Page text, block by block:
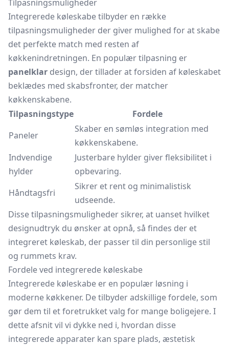
Tilpasningsmuligheder
Integrerede køleskabe tilbyder en række
tilpasningsmuligheder der giver mulighed for at skabe
det perfekte match med resten af
køkkenindretningen. En populær tilpasning er
panelklar design, der tillader at forsiden af køleskabet
beklædes med skabsfronter, der matcher
køkkenskabene.
Tilpasningstype
Fordele
Paneler
Skaber en sømløs integration med
køkkenskabene.
Indvendige
hylder
Justerbare hylder giver fleksibilitet i
opbevaring.
Håndtagsfri
Sikrer et rent og minimalistisk
udseende.
Disse tilpasningsmuligheder sikrer, at uanset hvilket
designudtryk du ønsker at opnå, så findes der et
integreret køleskab, der passer til din personlige stil
og rummets krav.
Fordele ved integrerede køleskabe
Integrerede køleskabe er en populær løsning i
moderne køkkener. De tilbyder adskillige fordele, som
gør dem til et foretrukket valg for mange boligejere. I
dette afsnit vil vi dykke ned i, hvordan disse
integrerede apparater kan spare plads, æstetisk